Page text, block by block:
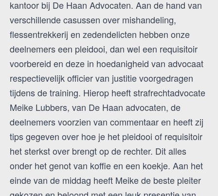
kantoor bij De Haan Advocaten. Aan de hand van
verschillende casussen over mishandeling,
flessentrekkerij en zedendelicten hebben onze
deelnemers een pleidooi, dan wel een requisitoir
voorbereid en deze in hoedanigheid van advocaat
respectievelijk officier van justitie voorgedragen
tijdens de training. Hierop heeft strafrechtadvocate
Meike Lubbers, van De Haan advocaten, de
deelnemers voorzien van commentaar en heeft zij
tips gegeven over hoe je het pleidooi of requisitoir
het sterkst over brengt op de rechter. Dit alles
onder het genot van koffie en een koekje. Aan het
einde van de middag heeft Meike de beste pleiter